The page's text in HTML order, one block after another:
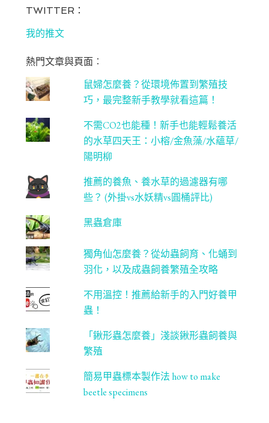
bo
ok
ag
m
C
ha
n
ne
l
TWITTER：
我的推文
熱門文章與頁面︰
鼠婦怎麼養？從環境佈置到繁殖技
巧，最完整新手教學就看這篇！
不需CO2也能種！新手也能輕鬆養活
的水草四天王：小榕/金魚藻/水蘊草/
陽明柳
推薦的養魚、養水草的過濾器有哪
些？ (外掛vs水妖精vs圓桶評比)
黑蟲倉庫
獨角仙怎麼養？從幼蟲飼育、化蛹到
羽化，以及成蟲飼養繁殖全攻略
不用溫控！推薦給新手的入門好養甲
蟲！
「鍬形蟲怎麼養」淺談鍬形蟲飼養與
繁殖
簡易甲蟲標本製作法 how to make
beetle specimens